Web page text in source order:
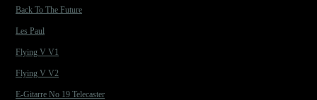
Back To The Future
Les Paul
Flying V V1
Flying V V2
E-Gitarre No 19 Telecaster